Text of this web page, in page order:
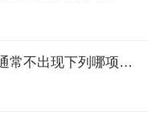
[单选,A1型题] 先天性喉喘鸣患儿通常不出现下列哪项症状（）